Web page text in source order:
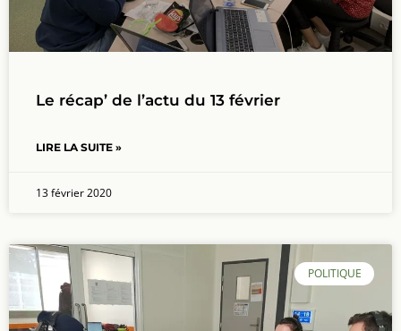
Le récap’ de l’actu du 13 février
LIRE LA SUITE »
13 février 2020
POLITIQUE